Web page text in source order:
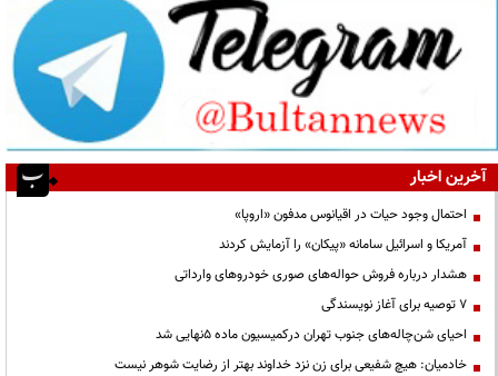
آخرین اخبار
احتمال وجود حیات در اقیانوس مدفون «اروپا»
آمریکا و اسرائیل سامانه «پیکان» را آزمایش کردند
هشدار درباره فروش حواله‌های صوری خودروهای وارداتی
۷ توصیه برای آغاز نویسندگی
احیای شن‌چاله‌های جنوب تهران درکمیسیون ماده ۵نهایی شد
خادمیان: هیچ شفیعی برای زن نزد خداوند بهتر از رضایت شوهر نیست